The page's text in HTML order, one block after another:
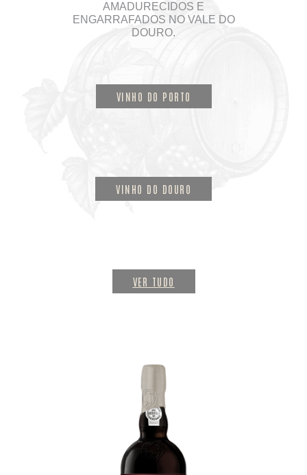
AMADURECIDOS E
ENGARRAFADOS NO VALE DO
DOURO.
VINHO DO PORTO
VINHO DO DOURO
VER TUDO